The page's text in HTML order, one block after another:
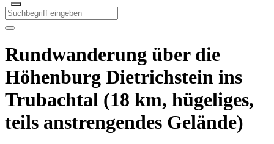
Rundwanderung über die
Höhenburg Dietrichstein ins
Trubachtal (18 km, hügeliges,
teils anstrengendes Gelände)